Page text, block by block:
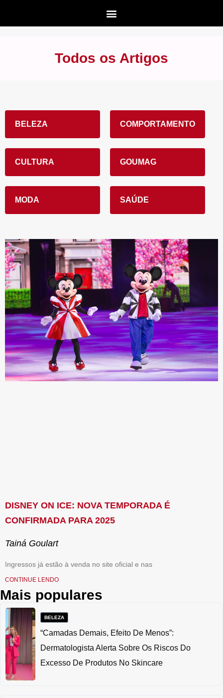
Todos os Artigos
BELEZA COMPORTAMENTO
CULTURA GOUMAG
MODA SAÚDE
DISNEY ON ICE: NOVA TEMPORADA É
CONFIRMADA PARA 2025
Tainá Goulart
Ingressos já estão à venda no site oficial e nas
CONTINUE LENDO
Mais populares
BELEZA
“Camadas Demais, Efeito De Menos”:
Dermatologista Alerta Sobre Os Riscos Do
Excesso De Produtos No Skincare